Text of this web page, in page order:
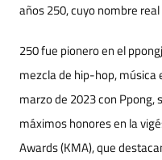
años 250, cuyo nombre
250 fue pionero en el
mezcla de hip-hop, música
marzo de 2023 con Ppong,
máximos honores en la
Awards (KMA), que